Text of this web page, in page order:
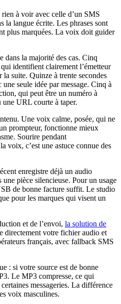
à voir avec celle d’un SMS
la langue écrite. Les phrases sont
plus marquées. La voix doit guider
dans la majorité des cas. Cinq
identifient clairement l’émetteur
la suite. Quinze à trente secondes
seule idée par message. Cinq à
qui peut être un numéro à
URL courte à taper.
Une voix calme, posée, qui ne
prompteur, fonctionne mieux
Sourire pendant
voix, c’est une astuce connue des
enregistre déjà un audio
pièce silencieuse. Pour un usage
de bonne facture suffit. Le studio
pour les marques qui visent un
et de l’envoi, la solution de
directement votre fichier audio et
français, avec fallback SMS
: si votre source est de bonne
Le MP3 compresse, ce qui
messageries. La différence
voix masculines.